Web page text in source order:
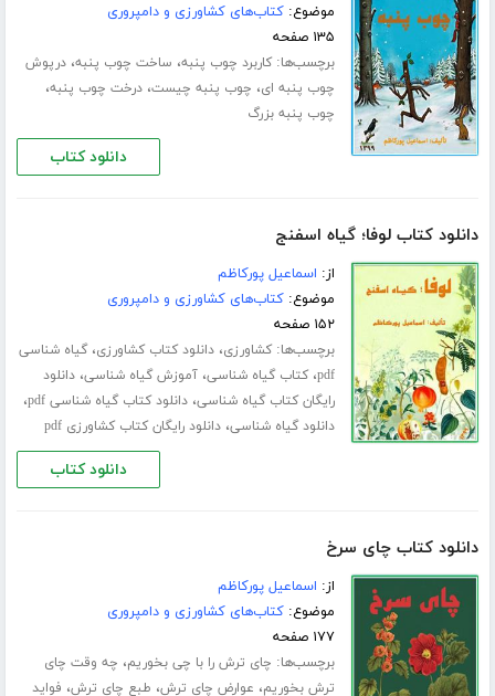
موضوع:کتاب‌های کشاورزی و دامپروری
۱۳۵ صفحه
برچسب‌ها:کاربرد چوب پنبه، ساخت چوب پنبه،درپوش
چوب پنبه ای، چوب پنبه چیست،درخت چوب پنبه،
چوب پنبه بزرگ
دانلود کتاب
دانلود کتاب لوفا؛ گیاه اسفنج
از: اسماعیل پورکاظم
موضوع:کتاب‌های کشاورزی و دامپروری
۱۵۲ صفحه
برچسب‌ها:کشاورزی،دانلود کتاب کشاورزی،گیاه شناسی
pdf،کتاب گیاه شناسی،آموزش گیاه شناسی،دانلود
رایگان کتاب گیاه شناسی،دانلود کتاب گیاه شناسی pdf ،
دانلود گیاه شناسی،دانلود رایگان کتاب کشاورزی pdf
دانلود کتاب
دانلود کتاب چای سرخ
از: اسماعیل پورکاظم
موضوع:کتاب‌های کشاورزی و دامپروری
۱۷۷ صفحه
برچسب‌ها: چای ترش را با چی بخوریم، چه وقت چای
ترش بخوریم، عوارض چای ترش، طبع چای ترش، فواید